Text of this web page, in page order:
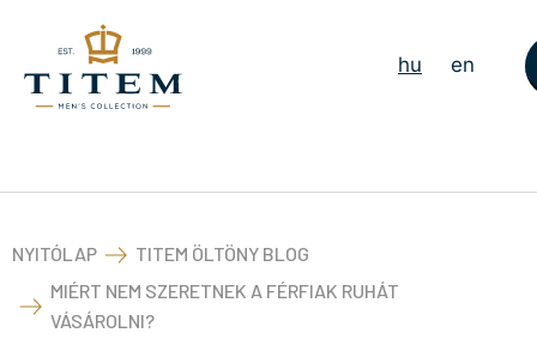
hu en
NYITÓLAP
TITEM ÖLTÖNY BLOG
MIÉRT NEM SZERETNEK A FÉRFIAK RUHÁT
VÁSÁROLNI?